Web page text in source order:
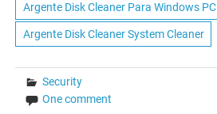
Argente Disk Cleaner Para Windows PC
Argente Disk Cleaner System Cleaner
Security
One comment